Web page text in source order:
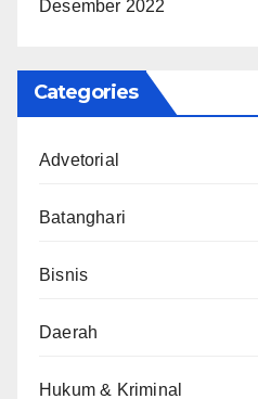
Desember 2022
Categories
Advetorial
Batanghari
Bisnis
Daerah
Hukum & Kriminal